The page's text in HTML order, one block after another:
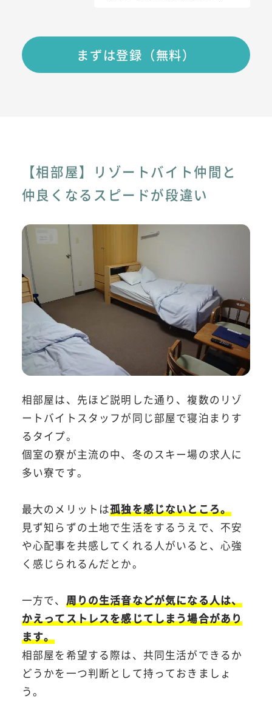
まずは登録（無料）
【相部屋】リゾートバイト仲間と
仲良くなるスピードが段違い
相部屋は、先ほど説明した通り、複数のリゾ
ートバイトスタッフが同じ部屋で寝泊まりす
るタイプ。
個室の寮が主流の中、冬のスキー場の求人に
多い寮です。
最大のメリットは孤独を感じないところ。
見ず知らずの土地で生活をするうえで、不安
や心配事を共感してくれる人がいると、心強
く感じられるんだとか。
一方で、 周りの生活音などが気になる人は、
かえってストレスを感じてしまう場合があり
ます。
相部屋を希望する際は、共同生活ができるか
どうかを一つ判断として持っておきましょ
う。